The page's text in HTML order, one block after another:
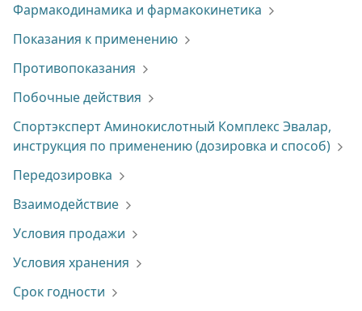
Фармакодинамика и фармакокинетика
Показания к применению
Противопоказания
Побочные действия
Спортэксперт Аминокислотный Комплекс Эвалар,
инструкция по применению (дозировка и способ)
Передозировка
Взаимодействие
Условия продажи
Условия хранения
Срок годности